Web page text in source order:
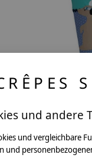
und andere
und vergleichbare
und